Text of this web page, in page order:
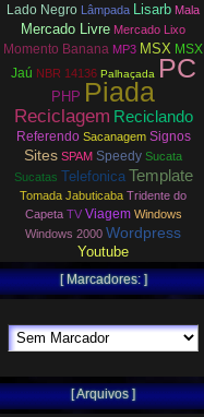
Lado Negro Lâmpada Lisarb Mala
Mercado Livre Mercado Lixo
Momento Banana MP3 MSX MSX
Jaú NBR 14136 Palhaçada PC
PHP Piada
Reciclagem Reciclando
Referendo Sacanagem Signos
Sites SPAM Speedy Sucata
Sucatas Telefonica Template
Tomada Jabuticaba Tridente do
Capeta TV Viagem Windows
Windows 2000 Wordpress
Youtube
[ Marcadores: ]
[ Arquivos ]